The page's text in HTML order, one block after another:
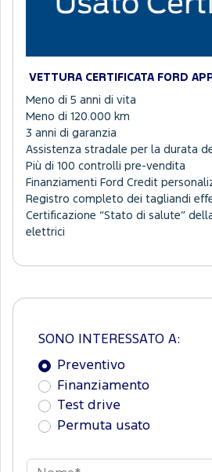
VETTURA CERTIFICATA FORD
Meno di 5 anni di vita
Meno di 120.000 km
3 anni di garanzia
Assistenza stradale per la durata
Più di 100 controlli pre-vendita
Finanziamenti Ford Credit
Registro completo dei tagliandi
Certificazione “Stato di salute”
elettrici
SONO INTERESSATO A:
Preventivo
Finanziamento
Test drive
Permuta usato